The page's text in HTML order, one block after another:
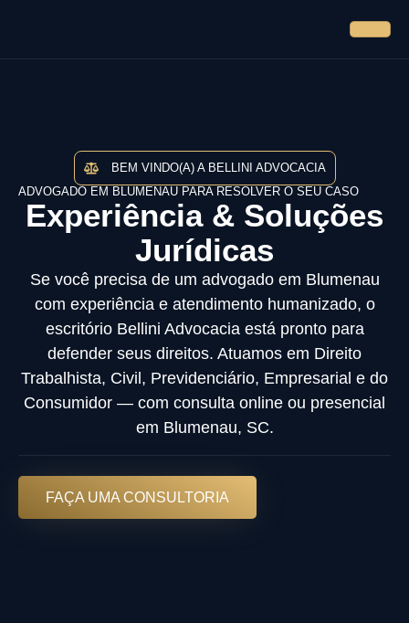
BEM VINDO(A) A BELLINI ADVOCACIA
ADVOGADO EM BLUMENAU PARA RESOLVER O SEU CASO
Experiência & Soluções
Jurídicas
Se você precisa de um advogado em Blumenau
com experiência e atendimento humanizado, o
escritório Bellini Advocacia está pronto para
defender seus direitos. Atuamos em Direito
Trabalhista, Civil, Previdenciário, Empresarial e do
Consumidor — com consulta online ou presencial
em Blumenau, SC.
FAÇA UMA CONSULTORIA